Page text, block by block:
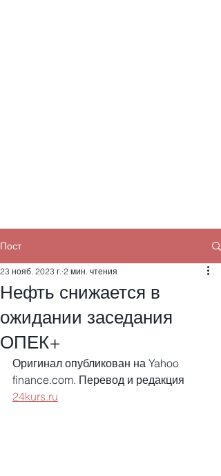
Пост
Нефть снижается в
ожидании заседания
ОПЕК+
23 нояб. 2023 г. 2 мин. чтения
Оригинал опубликован на Yahoo
finance.com. Перевод и редакция
24kurs.ru